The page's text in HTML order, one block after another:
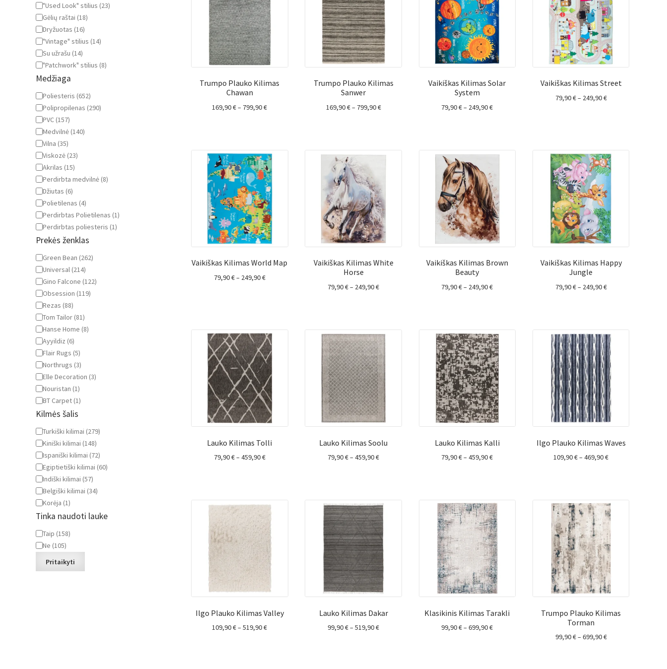
Trumpo Plauko Kilimas
Chawan
169,90€– 799,90€Price
799,90 €
Trumpo Plauko Kilimas
Sanwer
169,90€– 799,90€Price
799,90 €
Vaikiškas Kilimas Solar
System
79,90€– 249,90€Price
249,90 €
Vaikiškas Kilimas Street
79,90€– 249,90€Price
Vaikiškas Kilimas World Map
79,90€– 249,90€Price
Vaikiškas Kilimas White
Horse
79,90€– 249,90€Price
249,90 €
Vaikiškas Kilimas Brown
Beauty
79,90€– 249,90€Price
249,90 €
Vaikiškas Kilimas Happy
Jungle
79,90€– 249,90€Price
249,90 €
Lauko Kilimas Tolli
79,90€–459,90€Price
459,90 €
Lauko Kilimas Soolu
79,90€–459,90€Price
459,90 €
Lauko Kilimas Kalli
79,90€–459,90€Price
459,90 €
Ilgo Plauko Kilimas Waves
109,90€–469,90€Price
469,90 €
Ilgo Plauko Kilimas Valley
109,90€–519,90€Price
Lauko Kilimas Dakar
99,90€–519,90€Price
Klasikinis Kilimas Tarakli
99,90€–699,90€Price
Trumpo Plauko Kilimas
Torman
99,90€–699,90€Price
"Used Look" stilius (23)
Gėlių raštai (18)
Dryžuotas (16)
"Vintage" stilius (14)
Su užrašu (14)
"Patchwork" stilius (8)
Medžiaga
Medžiaga
Poliesteris (652)
Polipropilenas (290)
PVC (157)
Medvilnė (140)
Vilna (35)
Viskozė (23)
Akrilas (15)
Perdirbta medvilnė (8)
Džiutas (6)
Polietilenas (4)
Perdirbtas Polietilenas (1)
Perdirbtas poliesteris (1)
Prekės ženklas
Prekės
ženklas
Green Bean (262)
Universal (214)
Gino Falcone (122)
Obsession (119)
Rezas (88)
Tom Tailor (81)
Hanse Home (8)
Ayyildiz (6)
Flair Rugs (5)
Northrugs (3)
Elle Decoration (3)
Nouristan (1)
BT Carpet (1)
Kilmės šalis
Kilmės
šalis
Turkiški kilimai (279)
Kiniški kilimai (148)
Ispaniški kilimai (72)
Egiptietiški kilimai (60)
Indiški kilimai (57)
Belgiški kilimai (34)
Korėja (1)
Tinka naudoti lauke
Tinka
naudoti
lauke
Taip (158)
Ne (105)
Pritaikyti